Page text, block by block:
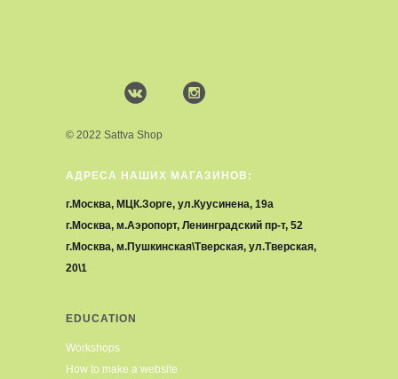
АДРЕСА НАШИХ МАГАЗИНОВ:
г.Москва, МЦК.Зорге, ул.Куусинена, 19а
г.Москва, м.Аэропорт, Ленинградский пр-т, 52
г.Москва, м.Пушкинская\Тверская, ул.Тверская,
20\1
EDUCATION
Workshops
How to make a website
© 2022 Sattva Shop